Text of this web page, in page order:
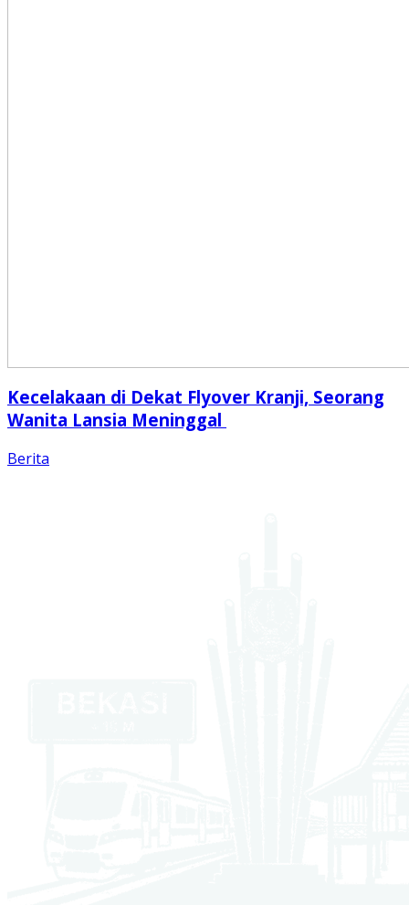
Kecelakaan di Dekat Flyover Kranji, Seorang
Wanita Lansia Meninggal
Berita